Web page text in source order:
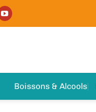
Boissons & Alcools